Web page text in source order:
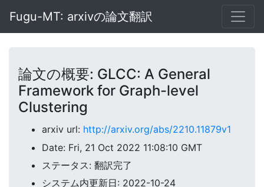
Fugu-MT: arxivの論文翻訳
論文の概要: GLCC: A General
Framework for Graph-level
Clustering
arxiv url: http://arxiv.org/abs/2210.11879v1
Date: Fri, 21 Oct 2022 11:08:10 GMT
ステータス: 翻訳完了
システム内更新日: 2022-10-24